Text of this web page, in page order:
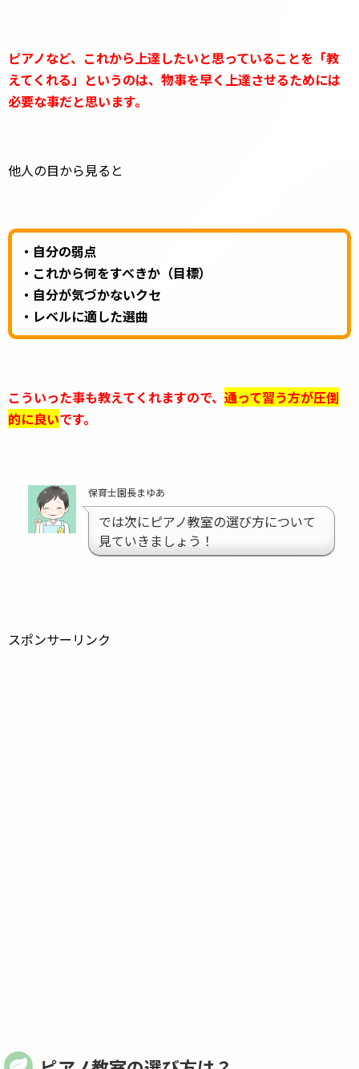
ピアノなど、これから上達したいと思っていることを「教
えてくれる」というのは、物事を早く上達させるためには
必要な事だと思います。
他人の目から見ると
・自分の弱点
・これから何をすべきか（目標）
・自分が気づかないクセ
・レベルに適した選曲
こういった事も教えてくれますので、 通って習う方が圧倒
的に良いです。
保育士園長まゆあ
では次にピアノ教室の選び方について
見ていきましょう！
スポンサーリンク